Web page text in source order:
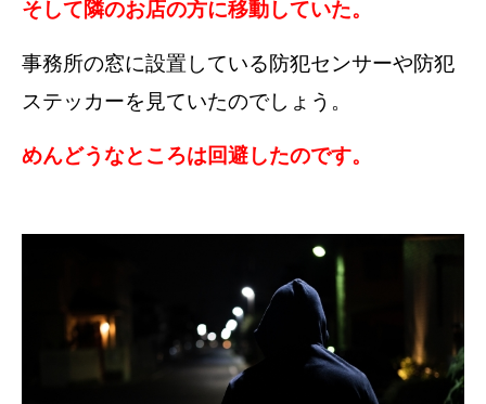
そして隣のお店の方に移動していた。
事務所の窓に設置している防犯センサーや防犯
ステッカーを見ていたのでしょう。
めんどうなところは回避したのです。